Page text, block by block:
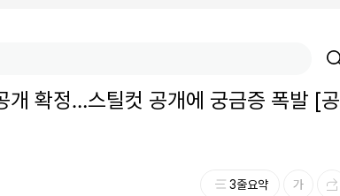
확정…스틸컷 공개에 궁금증 폭발 [공
3줄요약